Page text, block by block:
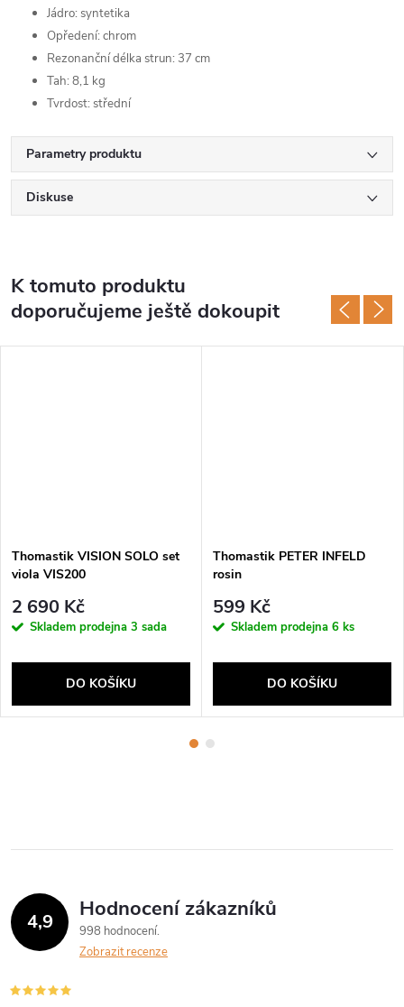
Jádro: syntetika
Opředení: chrom
Rezonanční délka strun: 37 cm
Tah: 8,1 kg
Tvrdost: střední
Parametry produktu
Diskuse
K tomuto produktu
doporučujeme ještě dokoupit
Thomastik VISION SOLO set
viola VIS200
2 690 Kč
Skladem prodejna 3 sada
DO KOŠÍKU
Thomastik PETER INFELD
rosin
599 Kč
Skladem prodejna 6 ks
DO KOŠÍKU
4,9 Hodnocení zákazníků
998 hodnocení
Zobrazit recenze